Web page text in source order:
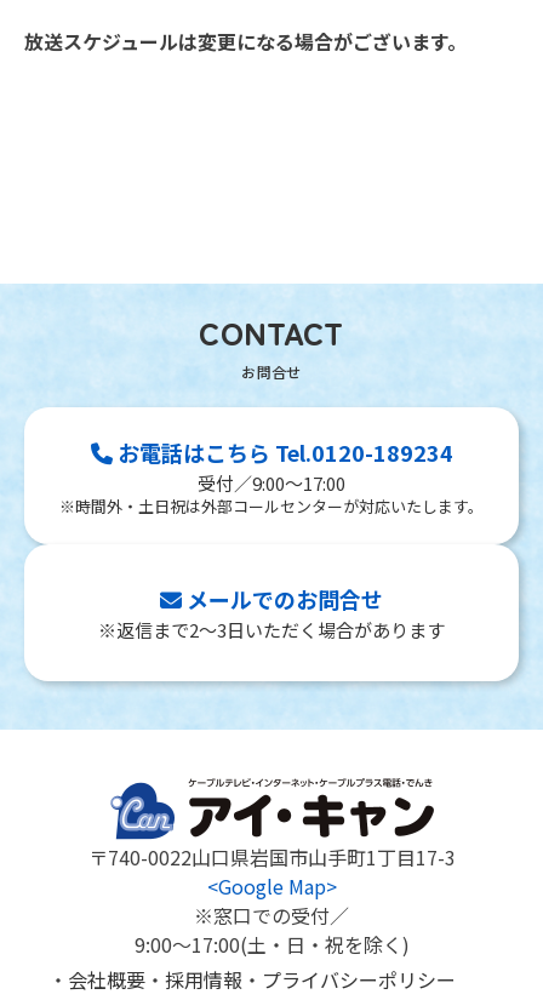
放送スケジュールは変更になる場合がございます。
CONTACT
お電話はこちら Tel.0120-189234
受付／9:00～17:00
※時間外・土日祝は外部コールセンターが対応いたします。
メールでのお問合せ
※返信まで2～3日いただく場合があります
〒740-0022山口県岩国市山手町1丁目17-3
<Google Map>
※窓口での受付／
9:00～17:00(土・日・祝を除く)
会社概要
採用情報
プライバシーポリシー